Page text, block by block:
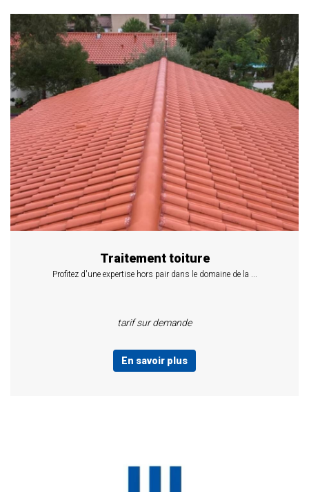
Traitement toiture
Profitez d'une expertise hors pair dans le domaine de la ...
tarif sur demande
En savoir plus